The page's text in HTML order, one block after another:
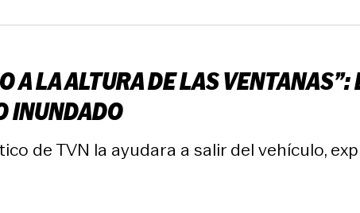
A LA ALTURA DE LAS
INUNDADO
de TVN la ayudara a salir del vehículo,